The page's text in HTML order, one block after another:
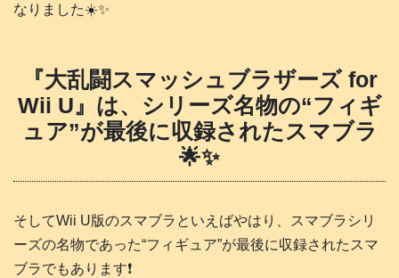
なりました☀️✨
『大乱闘スマッシュブラザーズ for
Wii U』は、シリーズ名物の“フィギ
ュア”が最後に収録されたスマブラ
🌟✨
そしてWii U版のスマブラといえばやはり、スマブラシリ
ーズの名物であった“フィギュア”が最後に収録されたスマ
ブラでもあります❗️